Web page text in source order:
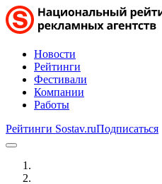
Новости
Рейтинги
Фестивали
Компании
Работы
Рейтинги Sostav.ruПодписаться